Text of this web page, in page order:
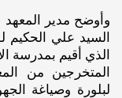
وأوضح مدير المعهد
السيد علي الحكيم
الذي أقيم بمدرسة
المتخرجين من
لبلورة وصياغة